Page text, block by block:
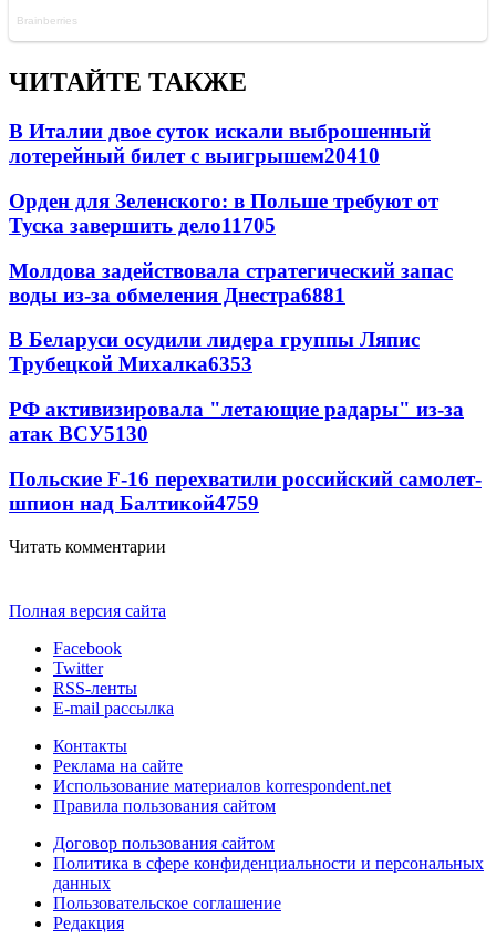
ЧИТАЙТЕ ТАКЖЕ
В Италии двое суток искали выброшенный
лотерейный билет с выигрышем20410
Орден для Зеленского: в Польше требуют от
Туска завершить дело11705
Молдова задействовала стратегический запас
воды из-за обмеления Днестра6881
В Беларуси осудили лидера группы Ляпис
Трубецкой Михалка6353
РФ активизировала "летающие радары" из-за
атак ВСУ5130
Польские F-16 перехватили российский самолет-
шпион над Балтикой4759
Читать комментарии
Полная версия сайта
Facebook
Twitter
RSS-ленты
E-mail рассылка
Контакты
Реклама на сайте
Использование материалов korrespondent.net
Правила пользования сайтом
Договор пользования сайтом
Политика в сфере конфиденциальности и персональных
данных
Пользовательское соглашение
Редакция